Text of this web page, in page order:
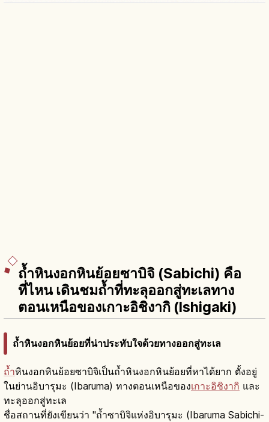
ถ้ำหินงอกหินย้อยซาบิจิ (Sabichi) คือ
ที่ไหน เดินชมถ้ำที่ทะลุออกสู่ทะเลทาง
ตอนเหนือของเกาะอิชิงากิ (Ishigaki)
ถ้ำหินงอกหินย้อยที่น่าประทับใจด้วยทางออกสู่ทะเล
ถ้ำหินงอกหินย้อยซาบิจิเป็นถ้ำหินงอกหินย้อยที่หาได้ยาก ตั้งอยู่
ในย่านอิบารุมะ (Ibaruma) ทางตอนเหนือของเกาะอิชิงากิ และ
ทะลุออกสู่ทะเล
ชื่อสถานที่ยังเขียนว่า "ถ้ำซาบิจิแห่งอิบารุมะ (Ibaruma Sabichi-